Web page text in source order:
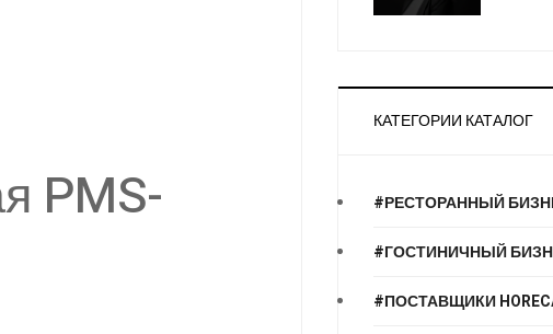
PMS-
КАТЕГОРИИ КАТАЛОГ
#РЕСТОРАННЫЙ
#ГОСТИНИЧНЫЙ
#ПОСТАВЩИКИ